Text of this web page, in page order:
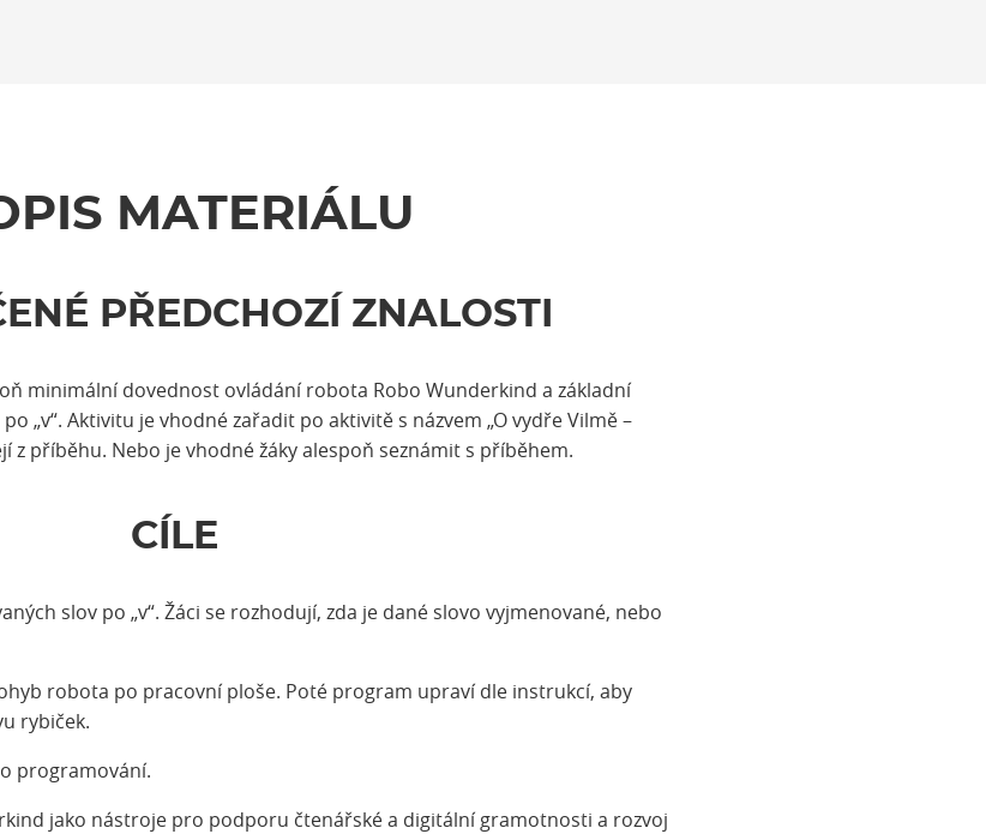
MATERIÁLU
PŘEDCHOZÍ ZNALOSTI
minimální dovednost ovládání robota Robo Wunderkind a základní
„v“. Aktivitu je vhodné zařadit po aktivitě s názvem „O vydře Vilmě –
z příběhu. Nebo je vhodné žáky alespoň seznámit s příběhem.
CÍLE
slov po „v“. Žáci se rozhodují, zda je dané slovo vyjmenované, nebo
robota po pracovní ploše. Poté program upraví dle instrukcí, aby
rybiček.
programování.
jako nástroje pro podporu čtenářské a digitální gramotnosti a rozvoj